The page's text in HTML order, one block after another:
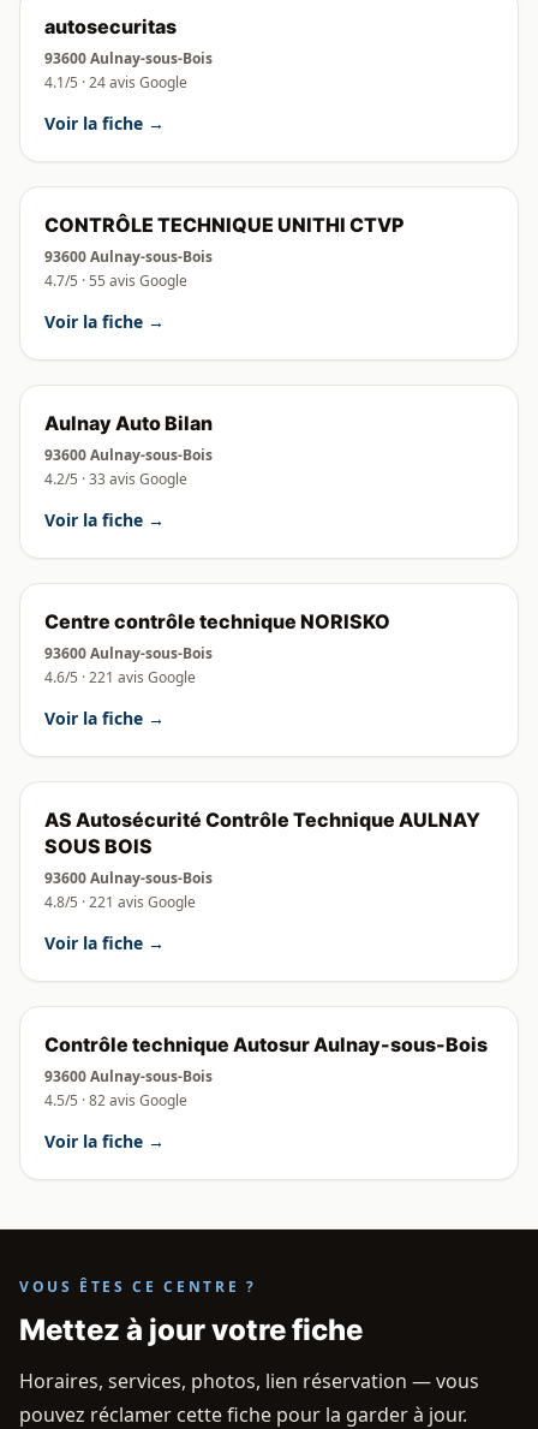
autosecuritas
93600 Aulnay-sous-Bois
4.1/5 · 24 avis Google
Voir la fiche →
CONTRÔLE TECHNIQUE UNITHI CTVP
93600 Aulnay-sous-Bois
4.7/5 · 55 avis Google
Voir la fiche →
Aulnay Auto Bilan
93600 Aulnay-sous-Bois
4.2/5 · 33 avis Google
Voir la fiche →
Centre contrôle technique NORISKO
93600 Aulnay-sous-Bois
4.6/5 · 221 avis Google
Voir la fiche →
AS Autosécurité Contrôle Technique AULNAY
SOUS BOIS
93600 Aulnay-sous-Bois
4.8/5 · 221 avis Google
Voir la fiche →
Contrôle technique Autosur Aulnay-sous-Bois
93600 Aulnay-sous-Bois
4.5/5 · 82 avis Google
Voir la fiche →
VOUS ÊTES CE CENTRE ?
Mettez à jour votre fiche
Horaires, services, photos, lien réservation — vous
pouvez réclamer cette fiche pour la garder à jour.